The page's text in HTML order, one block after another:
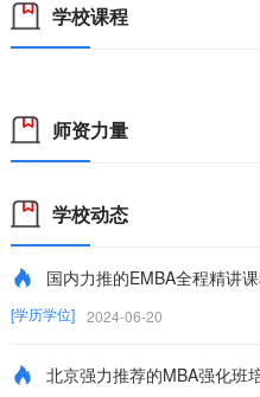
学校课程
师资力量
学校动态
国内力推的EMBA全程精讲
[学历学位] 2024-06-20
北京强力推荐的MBA强化班